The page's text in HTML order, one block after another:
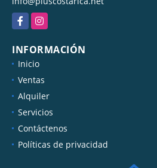
FacebookInstagram
INFORMACIÓN
Inicio
Ventas
Alquiler
Servicios
Contáctenos
Políticas de privacidad